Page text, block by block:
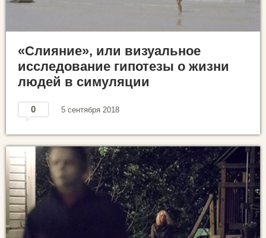
«Слияние», или визуальное
исследование гипотезы о жизни
людей в симуляции
0 5 сентября 2018